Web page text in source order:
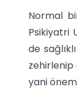
Normal
Psikiyatri
de
zehirlenip
yani